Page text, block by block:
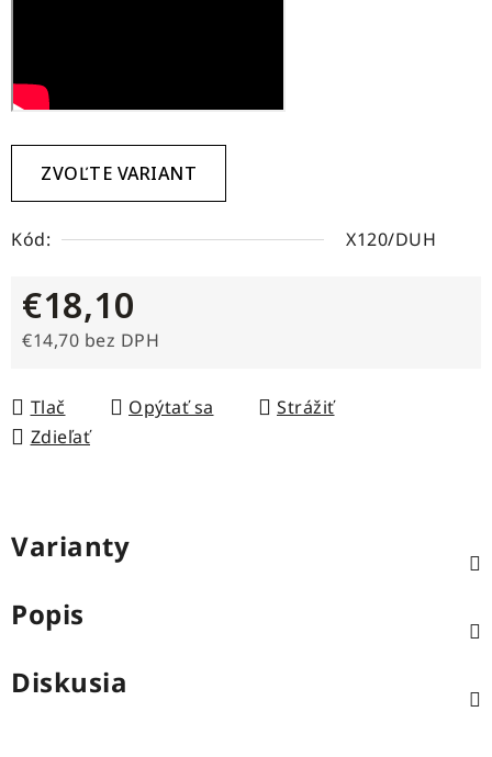
ZVOĽTE VARIANT
Kód: X120/DUH
€18,10
€14,70 bez DPH
Tlač
Opýtať sa
Strážiť
Zdieľať
Varianty
Popis
Diskusia